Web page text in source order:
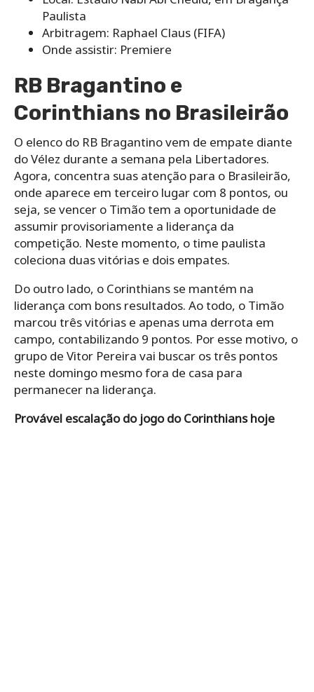
Paulista
Arbitragem: Raphael Claus (FIFA)
Onde assistir: Premiere
RB Bragantino e
Corinthians no Brasileirão
O elenco do RB Bragantino vem de empate diante
do Vélez durante a semana pela Libertadores.
Agora, concentra suas atenção para o Brasileirão,
onde aparece em terceiro lugar com 8 pontos, ou
seja, se vencer o Timão tem a oportunidade de
assumir provisoriamente a liderança da
competição. Neste momento, o time paulista
coleciona duas vitórias e dois empates.
Do outro lado, o Corinthians se mantém na
liderança com bons resultados. Ao todo, o Timão
marcou três vitórias e apenas uma derrota em
campo, contabilizando 9 pontos. Por esse motivo, o
grupo de Vitor Pereira vai buscar os três pontos
neste domingo mesmo fora de casa para
permanecer na liderança.
Provável escalação do jogo do Corinthians hoje